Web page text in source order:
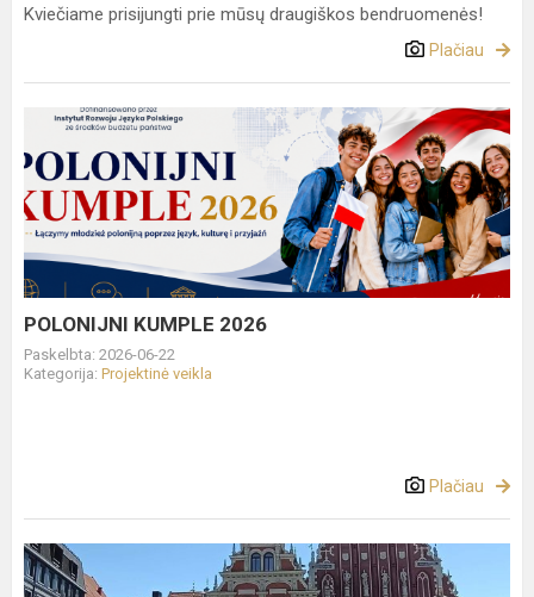
Kviečiame prisijungti prie mūsų draugiškos bendruomenės!
Plačiau
POLONIJNI
KUMPLE
2026
POLONIJNI KUMPLE 2026
Paskelbta: 2026-06-22
Kategorija: Projektinė veikla
Plačiau
Śladami
łotewskiej